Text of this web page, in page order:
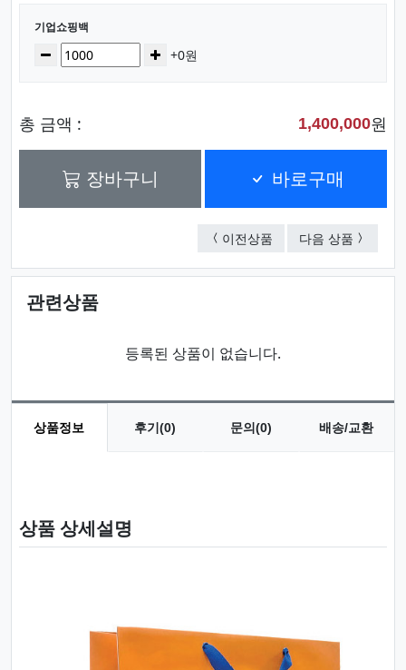
선택된 옵션
기업쇼핑백
수량감소 증가+0원
총 금액 : 1,400,000원
장바구니 바로구매
이전상품 크라프트지쇼핑백
다음 상품 기업쇼
관련상품
등록된 상품이 없습니다.
상품정보 후기(0) 문의(0) 배송/교환
상품 상세설명